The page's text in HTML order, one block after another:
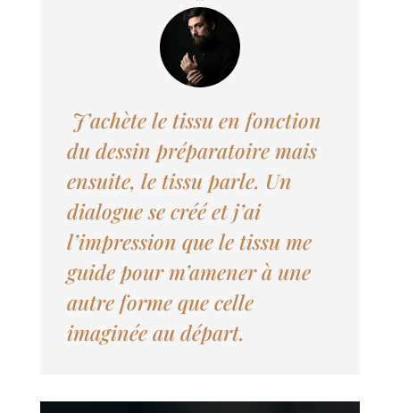
J’achète le tissu en fonction
du dessin préparatoire mais
ensuite, le tissu parle. Un
dialogue se créé et j’ai
l’impression que le tissu me
guide pour m’amener à une
autre forme que celle
imaginée au départ.